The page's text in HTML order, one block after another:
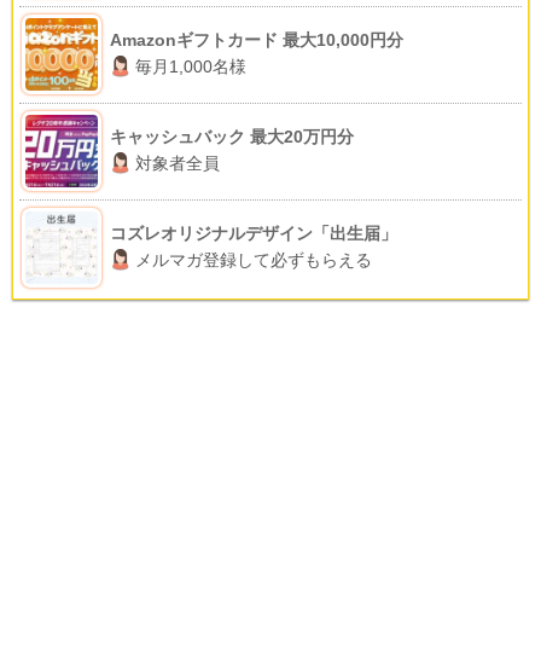
Amazonギフトカード 最大10,000円分
毎月1,000名様
キャッシュバック 最大20万円分
対象者全員
コズレオリジナルデザイン「出生届」
メルマガ登録して必ずもらえる